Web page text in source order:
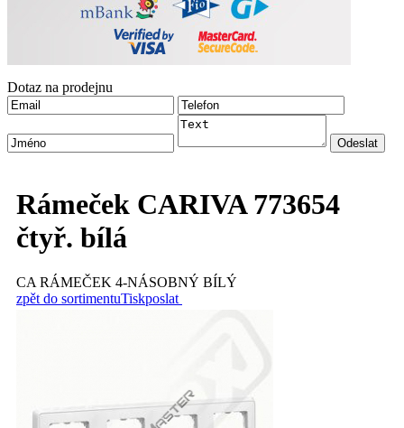
Dotaz na prodejnu
Rámeček CARIVA 773654
čtyř. bílá
CA RÁMEČEK 4-NÁSOBNÝ BÍLÝ
zpět do sortimentuTiskposlat